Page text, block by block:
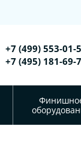
+7 (499) 553-01-
+7 (495) 181-69-